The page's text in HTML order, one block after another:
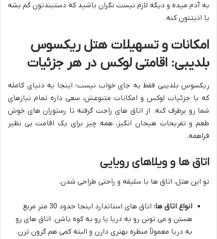
به آدم میده و دیگه لازم نیست نگران باشید که دستبندتون گم بشه
یا اذیتتون کنه.
امکانات و تسهیلات هتل ریکسوس
بلدیبی: اقامتی لوکس در هر جزئیات
ریکسوس بلدیبی فقط یه جای خواب نیست؛ اینجا یه دنیای کامله
که با جزئیات لوکس و امکانات متنوعش، سعی داره تمام نیازهای
شما رو برطرف کنه. از اتاق های راحت گرفته تا رستوران های خوش
طعم و تفریحات هیجان انگیز، همه چیز برای یک اقامت بی نظیر
فراهمه.
اتاق ها و ویلاهای رویایی
تو این هتل، اتاق ها با سلیقه و راحتی طراحی شدن.
انواع اتاق ها:
اتاق های استاندارد اینجا حدود 30 متر مربع
هستن و می تونن رو به دریا یا رو به کوه باشن. اتاق های رو
به دریا معمولاً منظره بهتری دارن و البته کمی هم گرون ترن.